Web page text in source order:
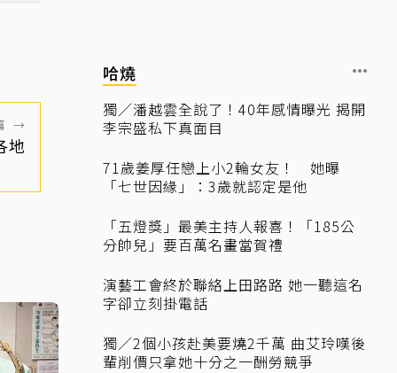
→
地
哈燒
獨／潘越雲全說了！40年感情曝光 揭開
李宗盛私下真面目
71歲姜厚任戀上小2輪女友！ 她曝
「七世因緣」：3歲就認定是他
「五燈獎」最美主持人報喜！「185公
分帥兒」要百萬名畫當賀禮
演藝工會終於聯絡上田路路 她一聽這名
字卻立刻掛電話
獨／2個小孩赴美要燒2千萬 曲艾玲嘆後
輩削價只拿她十分之一酬勞競爭